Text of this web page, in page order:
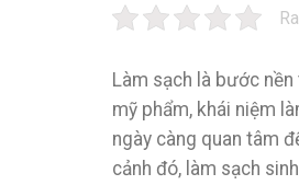
Làm sạch là bước
mỹ phẩm, khái niệm
ngày càng quan tâm
cảnh đó, làm sạch